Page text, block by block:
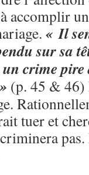
accomplir
« Il
sur sa
crime pire
(p. 45 &
tuer et